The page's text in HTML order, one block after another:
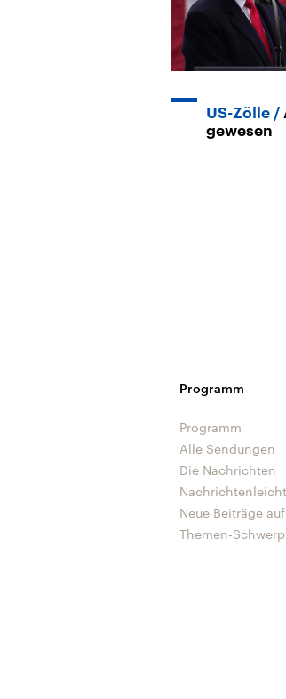
US-Zölle
gewesen
Programm
Programm
Alle Sendungen
Die Nachrichten
Nachrichtenleicht
Neue Beiträge
Themen-